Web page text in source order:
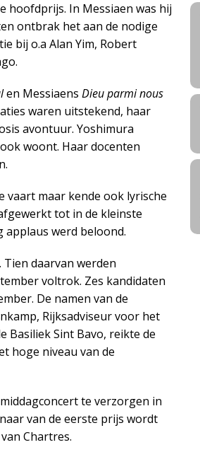
hoofdprijs. In Messiaen was hij
ontbrak het aan de nodige
bij o.a Alan Yim, Robert
en Messiaens Dieu parmi nous
waren uitstekend, haar
avontuur. Yoshimura
woont. Haar docenten
vaart maar kende ook lyrische
tot in de kleinste
werd beloond.
Tien daarvan werden
voltrok. Zes kandidaten
De namen van de
Rijksadviseur voor het
Basiliek Sint Bavo, reikte de
hoge niveau van de
te verzorgen in
van de eerste prijs wordt
Chartres.